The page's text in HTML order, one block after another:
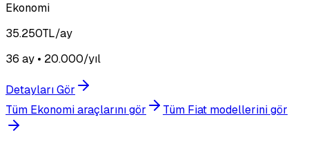
Ekonomi
35.250TL/ay
36 ay • 20.000/yıl
Detayları Gör
Tüm Ekonomi araçlarını gör
Tüm Fiat modellerini gör